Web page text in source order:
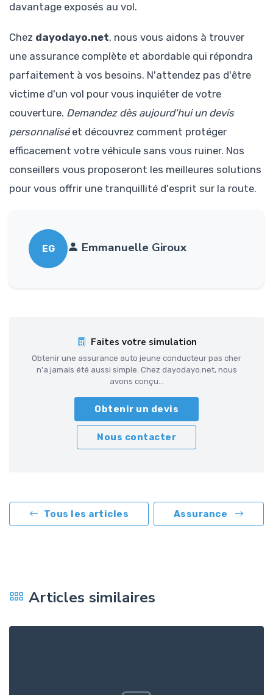
davantage exposés au vol.
Chez dayodayo.net, nous vous aidons à trouver
une assurance complète et abordable qui répondra
parfaitement à vos besoins. N'attendez pas d'être
victime d'un vol pour vous inquiéter de votre
couverture. Demandez dès aujourd'hui un devis
personnaliséet découvrez comment protéger
efficacement votre véhicule sans vous ruiner. Nos
conseillers vous proposeront les meilleures solutions
pour vous offrir une tranquillité d'esprit sur la route.
EG Emmanuelle Giroux
Faites votre simulation
Obtenir une assurance auto jeune conducteur pas cher
n'a jamais été aussi simple. Chez dayodayo.net, nous
avons conçu...
Obtenir un devis
Nous contacter
Tous les articles Assurance
Articles similaires